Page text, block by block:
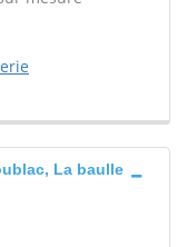
La baulle